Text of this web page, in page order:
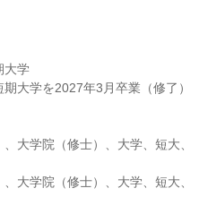
大学
大学を2027年3月卒業（修了）
大学院（修士）、大学、短大、
大学院（修士）、大学、短大、